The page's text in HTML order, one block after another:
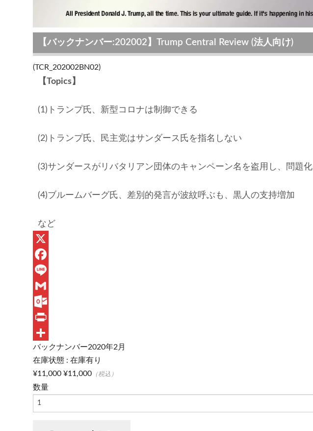
【バックナンバー:202002】Trump Central Review (法人向け)
(TCR_202002BN02)
【Topics】
(1)トランプ氏、新型コロナは制御できる
(2)トランプ氏、民主党はサンダース氏を指名しない
(3)サンダースがリバタリアン団体のキャンペーン名を盗用し、問題化
(4)ブルームバーグ氏、差別的発言が波紋呼ぶも、黒人の支持増加
など
X
F
a
c
e
b
o
o
L
n
e
G
m
a
i
l
O
u
t
l
o
k
P
r
i
t
共
有
バックナンバー2020年2月
在庫状態 : 在庫有り
¥11,000 ¥11,000 （税込）
数量